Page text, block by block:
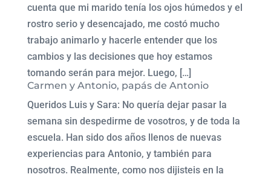
cuenta que mi marido tenía los ojos húmedos y el
rostro serio y desencajado, me costó mucho
trabajo animarlo y hacerle entender que los
cambios y las decisiones que hoy estamos
tomando serán para mejor. Luego, […]
Carmen y Antonio, papás de Antonio
Queridos Luis y Sara: No quería dejar pasar la
semana sin despedirme de vosotros, y de toda la
escuela. Han sido dos años llenos de nuevas
experiencias para Antonio, y también para
nosotros. Realmente, como nos dijisteis en la